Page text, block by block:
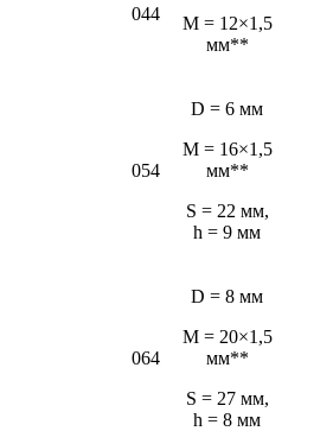
044
M = 12×1,5
мм**
054
D = 6 мм
М = 16×1,5
мм**
S = 22 мм,
h = 9 мм
064
D = 8 мм
M = 20×1,5
мм**
S = 27 мм,
h = 8 мм